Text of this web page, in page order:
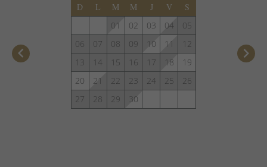
keyboard_arrow_left
D
L M M J V
S
01
02 03 04
05
06
07 08 09 10 11
12
13
14 15 16 17 18
19
20
21 22 23 24 25
26
27
28 29 30
keyboard_arrow_right